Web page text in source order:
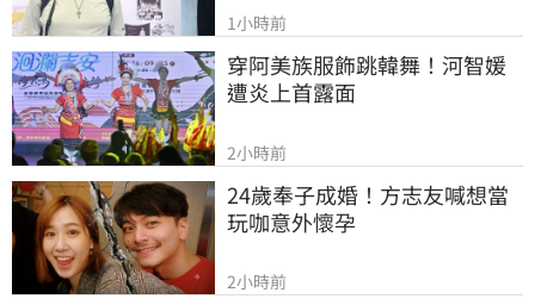
1小時前
穿阿美族服飾跳韓舞！河智媛
遭炎上首露面
2小時前
24歲奉子成婚！方志友喊想當
玩咖意外懷孕
2小時前